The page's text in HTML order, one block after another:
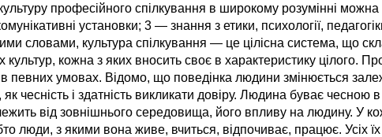
професійного спілкування в широкому розумінні
установки; 3 — знання з етики, психології,
словами, культура спілкування — це цілісна система, що
культур, кожна з яких вносить своє в характеристику цілого.
в певних умовах. Відомо, що поведінка людини змінюється
чесність і здатність викликати довіру. Людина буває чесною
від зовнішнього середовища, його впливу на людину. У
люди, з якими вона живе, вчиться, відпочиває, працює. Усіх